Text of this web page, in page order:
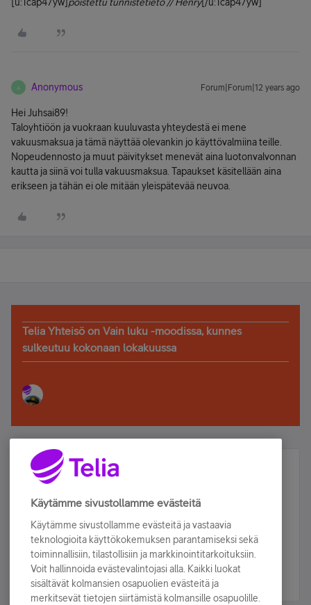
A Anonymous Forum|Forum|12 years ago
Hei Juhsai89!
Taloyhtiöön ja vuokraan kuuluvasta yhteydestä ei mene
vakuusmaksua ja tämä näyttää olevankin jo käyttövalmiina teille.
Nopeudennosto ja muut päivitykset menevät aina luotonvalvonnan
kautta ja siinä voi tulla vakuusmaksua. Tapaukset käsitellään aina
erikseen ja tähän ei ole mitään yleispätevää neuvoa.
Telia Yhteisö on Vain luku -moodissa, kunnes
sulkeutuu kokonaan lokakuussa
Älä jää paitsi – osallistu ja voita!
Tilaa Telian uutiskirje ja olet mukana arvonnassa.
sähköpostiisi.
Tilaa nyt
Käytämme sivustollamme evästeitä
Käytämme sivustollamme evästeitä ja vastaavia
teknologioita käyttökokemuksen parantamiseksi sekä
toiminnallisiin, tilastollisiin ja markkinointitarkoituksiin.
Voit hallinnoida evästevalintojasi alla. Kaikki luokat
sisältävät kolmansien osapuolien evästeitä ja
merkitsevät tietojen siirtämistä kolmansille osapuolille.